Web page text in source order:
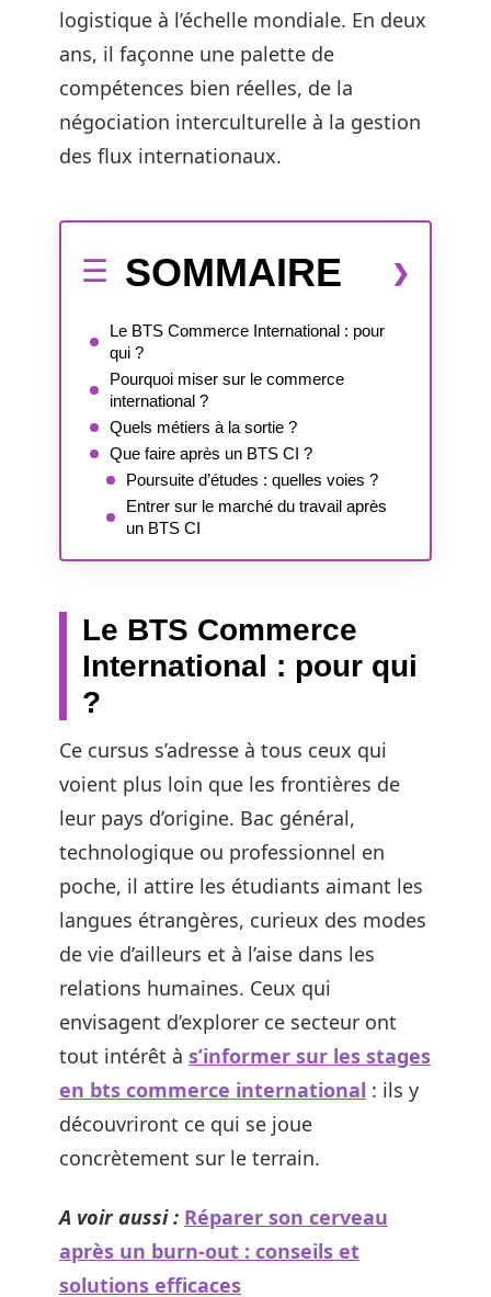
logistique à l’échelle mondiale. En deux
ans, il façonne une palette de
compétences bien réelles, de la
négociation interculturelle à la gestion
des flux internationaux.
SOMMAIRE
Le BTS Commerce International : pour
qui ?
Pourquoi miser sur le commerce
international ?
Quels métiers à la sortie ?
Que faire après un BTS CI ?
Poursuite d’études : quelles voies ?
Entrer sur le marché du travail après
un BTS CI
Le BTS Commerce
International : pour qui
?
Ce cursus s’adresse à tous ceux qui
voient plus loin que les frontières de
leur pays d’origine. Bac général,
technologique ou professionnel en
poche, il attire les étudiants aimant les
langues étrangères, curieux des modes
de vie d’ailleurs et à l’aise dans les
relations humaines. Ceux qui
envisagent d’explorer ce secteur ont
tout intérêt à s’informer sur les stages
en bts commerce international : ils y
découvriront ce qui se joue
concrètement sur le terrain.
A voir aussi : Réparer son cerveau
après un burn-out : conseils et
solutions efficaces